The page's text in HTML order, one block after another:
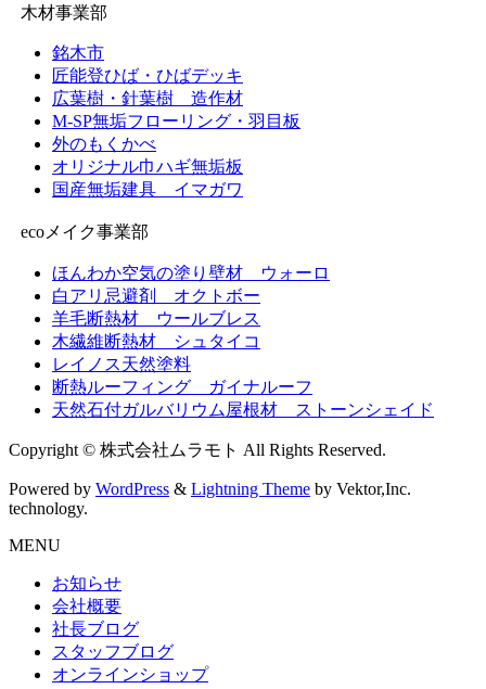
木材事業部
銘木市
匠能登ひば・ひばデッキ
広葉樹・針葉樹 造作材
M-SP無垢フローリング・羽目板
外のもくかべ
オリジナル巾ハギ無垢板
国産無垢建具 イマガワ
ecoメイク事業部
ほんわか空気の塗り壁材 ウォーロ
白アリ忌避剤 オクトボー
羊毛断熱材 ウールブレス
木繊維断熱材 シュタイコ
レイノス天然塗料
断熱ルーフィング ガイナルーフ
天然石付ガルバリウム屋根材 ストーンシェイド
Copyright © 株式会社ムラモト All Rights Reserved.
Powered by WordPress & Lightning Theme by Vektor,Inc.
technology.
MENU
お知らせ
会社概要
社長ブログ
スタッフブログ
オンラインショップ